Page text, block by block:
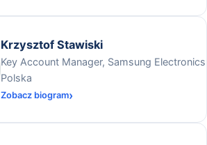
Krzysztof Stawiski
Key Account Manager, Samsung Electronics
Polska
Zobacz biogram